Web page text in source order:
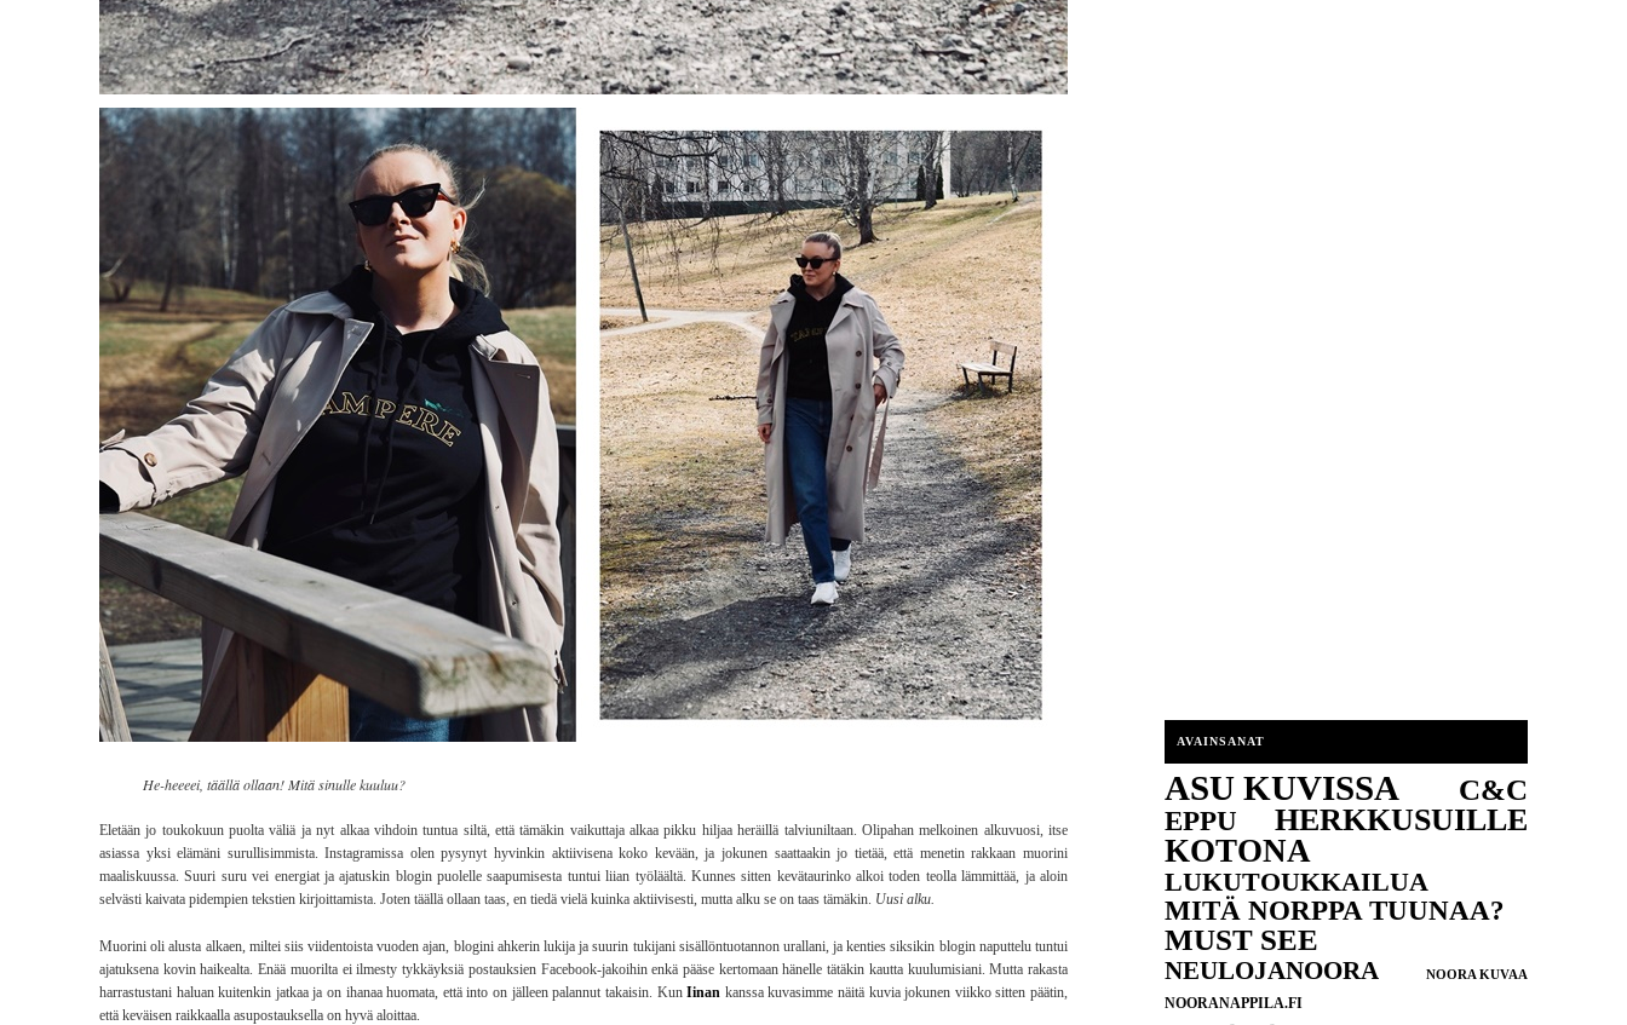
He-heeeei, täällä ollaan! Mitä sinulle kuuluu?
Eletään jo toukokuun puolta väliä ja nyt alkaa vihdoin tuntua siltä, että tämäkin vaikuttaja alkaa pikku hiljaa heräillä talviuniltaan. Olipahan melkoinen alkuvuosi, itse
asiassa yksi elämäni surullisimmista. Instagramissa olen pysynyt hyvinkin aktiivisena koko kevään, ja jokunen saattaakin jo tietää, että menetin rakkaan muorini
maaliskuussa. Suuri suru vei energiat ja ajatuskin blogin puolelle saapumisesta tuntui liian työläältä. Kunnes sitten kevätaurinko alkoi toden teolla lämmittää, ja aloin
selvästi kaivata pidempien tekstien kirjoittamista. Joten täällä ollaan taas, en tiedä vielä kuinka aktiivisesti, mutta alku se on taas tämäkin. Uusi alku.
Muorini oli alusta alkaen, miltei siis viidentoista vuoden ajan, blogini ahkerin lukija ja suurin tukijani sisällöntuotannon urallani, ja kenties siksikin blogin naputtelu tuntui
ajatuksena kovin haikealta. Enää muorilta ei ilmesty tykkäyksiä postauksien Facebook-jakoihin enkä pääse kertomaan hänelle tätäkin kautta kuulumisiani. Mutta rakasta
harrastustani haluan kuitenkin jatkaa ja on ihanaa huomata, että into on jälleen palannut takaisin. KunIinan kanssa kuvasimme näitä kuvia jokunen viikko sitten päätin,
että keväisen raikkaalla asupostauksella on hyvä aloittaa.
AVAINSANAT
ASU KUVISSA C&C
EPPU HERKKUSUILLE
KOTONA
LUKUTOUKKAILUA
MITÄ NORPPA TUUNAA?
MUST SEE
NEULOJANOORA NOORA KUVAA
NOORANAPPILA.FI